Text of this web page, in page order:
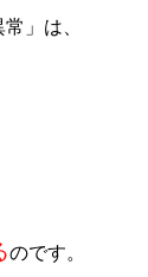
」は、
のです。